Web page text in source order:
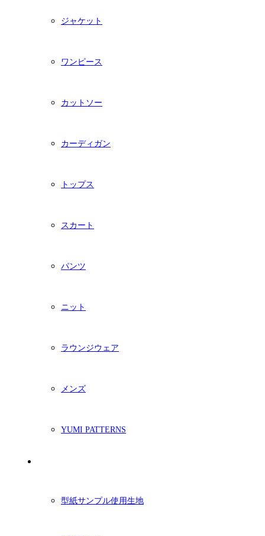
ジャケット
ワンピース
カットソー
カーディガン
トップス
スカート
パンツ
ニット
ラウンジウェア
メンズ
YUMI PATTERNS
型紙サンプル使用生地